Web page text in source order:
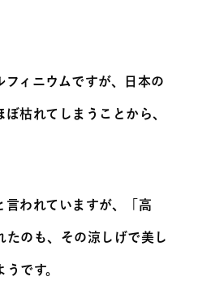
ィニウムですが、日本の
枯れてしまうことから、
われていますが、「高
たのも、その涼しげで美し
です。